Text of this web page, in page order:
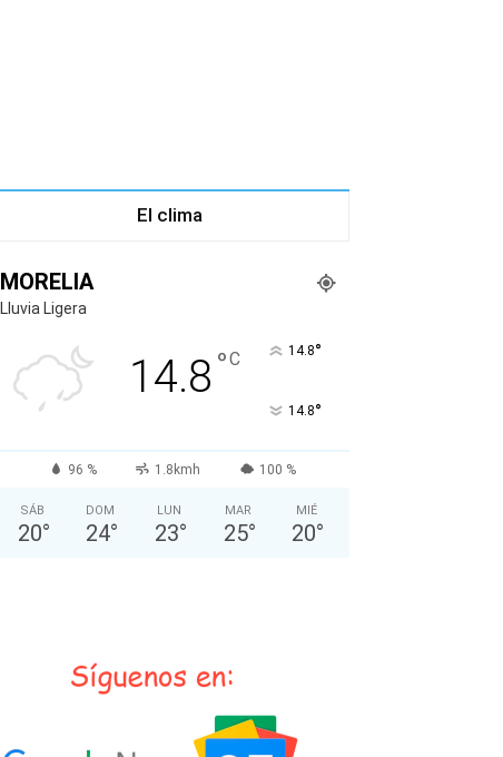
El clima
MORELIA
Lluvia Ligera
14.8 °C 14.8°
14.8°
96 % 1.8kmh 100 %
SÁB
20°
DOM
24°
LUN
23°
MAR
25°
MIÉ
20°